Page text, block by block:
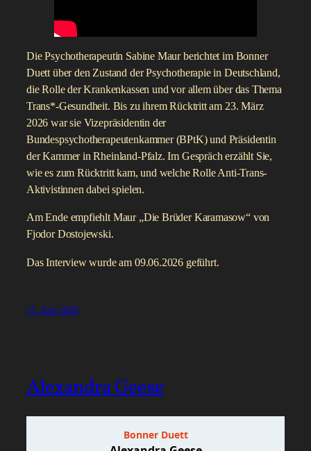
Die Psychotherapeutin Sabine Maur berichtet im Bonner
Duett über den Zustand der Psychotherapie in Deutschland,
die Rolle der Krankenkassen und vor allem über das Thema
Trans*-Gesundheit. Bis zu ihrem Rücktritt am 23. März
2026 war sie Vizepräsidentin der
Bundespsychotherapeutenkammer (BPtK) und Präsidentin
der Kammer in Rheinland-Pfalz. Im Gespräch erzählt Sie,
wie es zum Rücktritt kam, und welche Rolle Anti-Trans-
Aktivistinnen dabei spielen.
Am Ende empfiehlt Maur „Die Brüder Karamasow“ von
Fjodor Dostojewski.
Das Interview wurde am 09.06.2026 geführt.
15. Juni 2026
Alexandra Geese